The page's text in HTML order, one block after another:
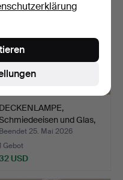
DECKENLAMPE,
und Glas,
zeitg…
Beendet 25. Mai 2026
Gebot
USD